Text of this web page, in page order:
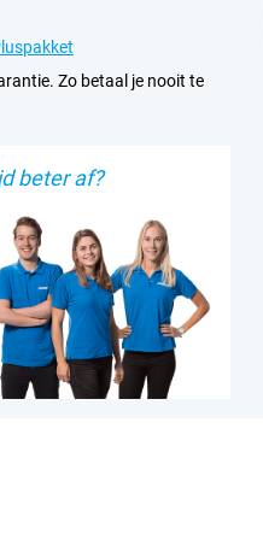
telefoon maakt gebruik van
beschermt en je toestel
vingerafdrukscanners
Ideaal voor wie zijn
naadloos aan elkaar. Deel
de hoge-resolutie camera
En dat alles
voor een
functies en
met nieuwe
Zo betaal je nooit te
beter af?